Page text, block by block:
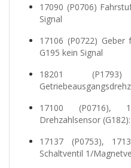
17090 (P0706)
Signal
17106 (P0722) Geber
G195 kein Signal
18201
17100 (P0716),
Drehzahlsensor
17137 (P0753),
Schaltventil 1/